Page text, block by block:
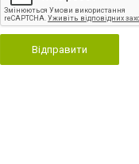
Відправити